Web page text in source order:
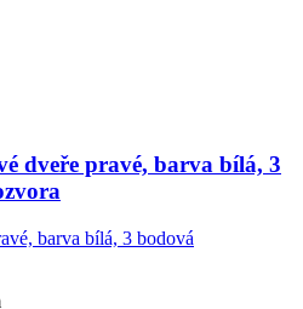
dveře pravé, barva bílá, 3